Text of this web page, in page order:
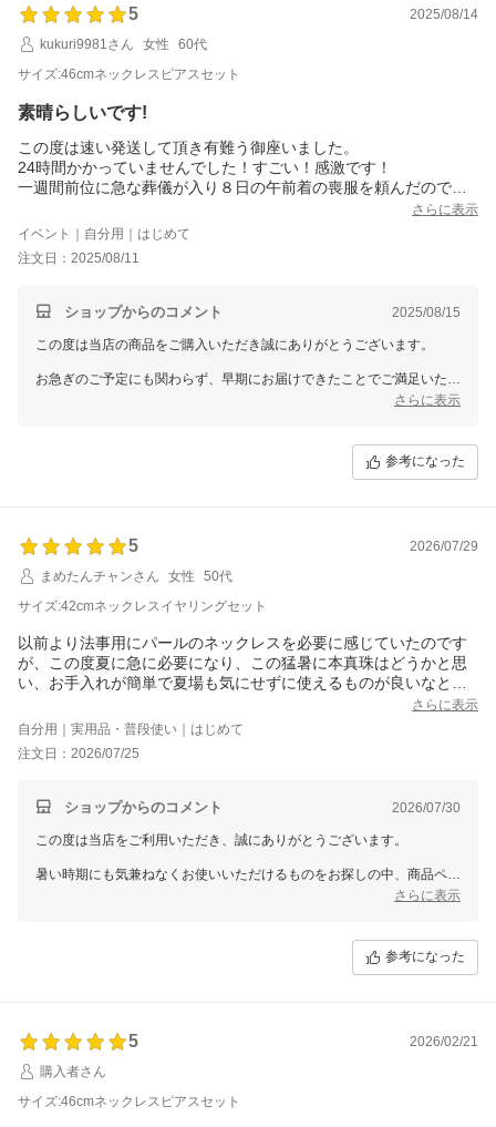
またのご利用を心よりお待ちしております。
5
2025/08/14
kukuri9981さん
女性
60代
サイズ:46cmネックレスピアスセット
素晴らしいです!
この度は速い発送して頂き有難う御座いました。
24時間かかっていませんでした！すごい！感激です！
一週間前位に急な葬儀が入り８日の午前着の喪服を頼んだのです
届かず…９日9時には家を出なくてはならず配送センターに連絡を
入れたら届いていないと…
夜に慌てて買いに走りました。
ここの宅配には2週間前も同じ事がありました。
手元に届くとは思わなかったのでとても気持ちの良い買い物が出
届いたお品物も素晴らしい！色味も形も綺麗に揃っていてしかも
素晴らしいお品を届けて頂き気持ちまで明るくして頂いて有り難
さらに表示
イベント｜自分用｜はじめて
注文日：2025/08/11
ショップからのコメント 2025/08/15
この度は当店の商品をご購入いただき誠にありがとうございます。
お急ぎのご予定にも関わらず、早期にお届けできたことでご満足いただ
けたとのお言葉、大変嬉しく拝読いたしました。また、お品物の色味や
またのご利用を心よりお待ちしております。
さらに表示
参考になった
5
2026/07/29
まめたんチャンさん
女性
50代
サイズ:42cmネックレスイヤリングセット
以前より法事用にパールのネックレスを必要に感じていたのです
が、この度夏に急に必要になり、この猛暑に本真珠はどうかと思
い、お手入れが簡単で夏場も気にせずに使えるものが良いなと探
イミテーションでもそれなりにクオリティ高ければ良いなと、商
品ページの情報とレビューを見てこちらの商品を購入いたしまし
た。
マグネット式でケースのものと悩みましたが、法事の際に、持ち
さらに表示
自分用｜実用品・普段使い｜はじめて
注文日：2026/07/25
ショップからのコメント 2026/07/30
この度は当店をご利用いただき、誠にありがとうございます。
暑い時期にも気兼ねなくお使いいただけるものをお探しの中、商品ペー
ジやレビューをご覧いただき、お選びいただけたことを大変嬉しく思い
付属のポーチは、持ち運びの際にもかさばりにくく、法事など外出先で
さらに表示
参考になった
5
2026/02/21
購入者さん
サイズ:46cmネックレスピアスセット